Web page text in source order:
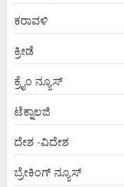
ಕರಾವಳಿ
ಕ್ರೀಡೆ
ಕ್ರೈಂ ನ್ಯೂಸ್
ಟೆಕ್ನಾಲಜಿ
ದೇಶ -ವಿದೇಶ
ಬ್ರೇಕಿಂಗ್ ನ್ಯೂಸ್